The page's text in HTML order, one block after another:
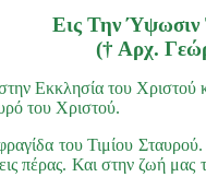
Εις Την Ύψωσιν
(† Αρχ.
Εκκλησία του
του Χριστού.
του Τιμίου
πέρας. Και στην ζωή